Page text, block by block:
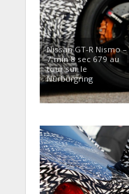
Nissan GT-R Nismo –
7 min 8 sec 679 au
tour sur le
Nürburgring